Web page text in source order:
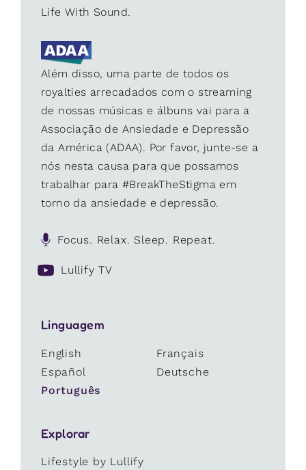
Life With Sound.
Além disso, uma parte de todos os
royalties arrecadados com o streaming
de nossas músicas e álbuns vai para a
Associação de Ansiedade e Depressão
da América (ADAA). Por favor, junte-se a
nós nesta causa para que possamos
trabalhar para #BreakTheStigma em
torno da ansiedade e depressão.
Focus. Relax. Sleep. Repeat.
Lullify TV
Linguagem
English
Français
Español
Deutsche
Português
Explorar
Lifestyle by Lullify